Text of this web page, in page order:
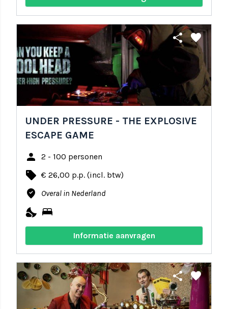
share favorite
UNDER PRESSURE - THE EXPLOSIVE
ESCAPE GAME
person 2 - 100 personen
local_offer € 26,00 p.p. (incl. btw)
where_to_vote Overal in Nederland
nights_stay bed
Informatie aanvragen
share favorite